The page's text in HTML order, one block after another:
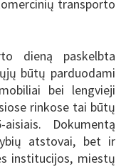
transporto
dieną paskelbta
būtų parduodami
bei lengvieji
rinkose tai būtų
Dokumentą
atstovai, bet ir
institucijos, miestų